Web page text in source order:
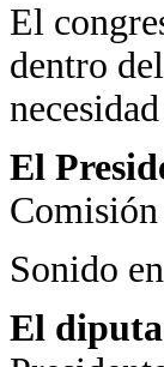
El
dentro
El
Comisión
Sonido
El